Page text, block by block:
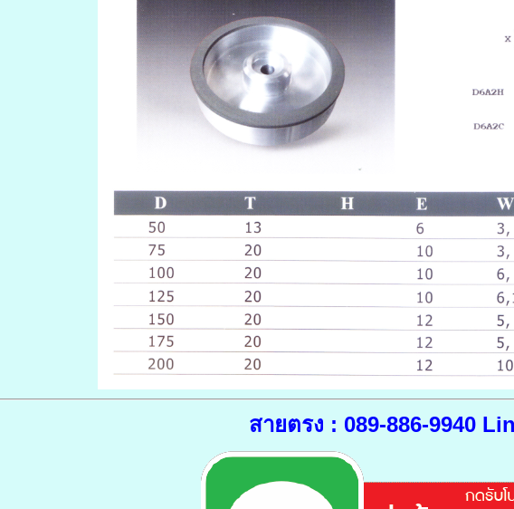
สายตรง : 089-886-9940